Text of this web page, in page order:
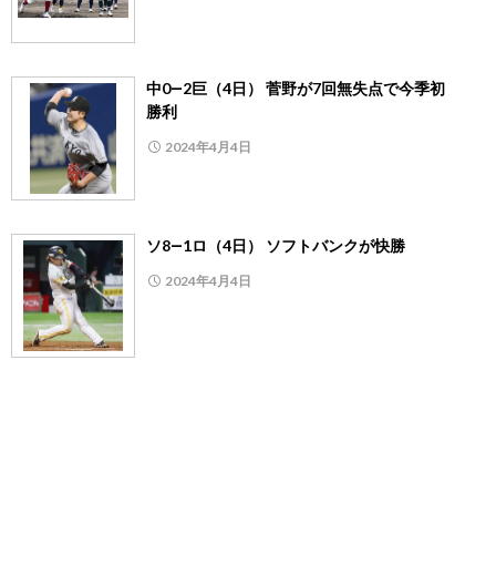
中0―2巨（4日） 菅野が7回無失点で今季初
勝利
2024年4月4日
ソ8―1ロ（4日） ソフトバンクが快勝
2024年4月4日